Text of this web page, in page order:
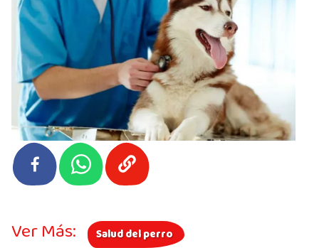
Ver Más: Salud del perro